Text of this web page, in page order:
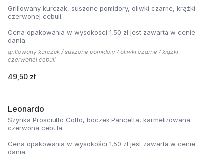
Grillowany kurczak, suszone pomidory, oliwki czarne, krążki
czerwonej cebuli.
Cena opakowania w wysokości 1,50 zł jest zawarta w cenie
dania.
grillowany kurczak / suszone pomidory / oliwki czarne / krążki
czerwonej cebuli
49,50 zł
Leonardo
Szynka Prosciutto Cotto, boczek Pancetta, karmelizowana
czerwona cebula.
Cena opakowania w wysokości 1,50 zł jest zawarta w cenie
dania.